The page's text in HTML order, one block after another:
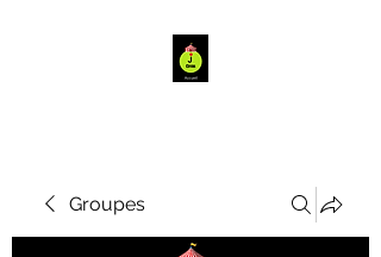
Groupes